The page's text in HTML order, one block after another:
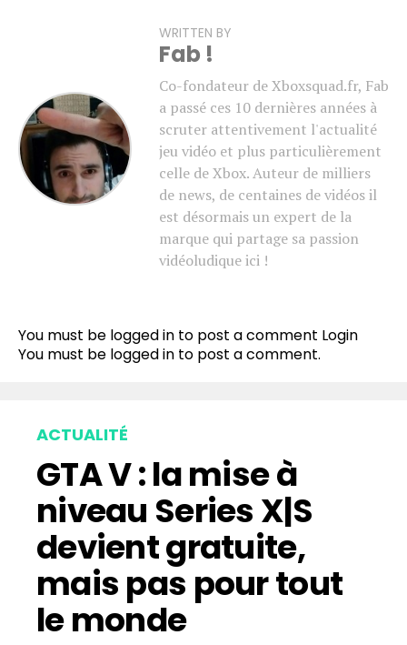
WRITTEN BY
Fab !
Co-fondateur de Xboxsquad.fr, Fab
a passé ces 10 dernières années à
scruter attentivement l'actualité
jeu vidéo et plus particulièrement
celle de Xbox. Auteur de milliers
de news, de centaines de vidéos il
est désormais un expert de la
marque qui partage sa passion
vidéoludique ici !
You must be logged in to post a comment Login
You must be logged in to post a comment.
ACTUALITÉ
GTA V : la mise à
niveau Series X|S
devient gratuite,
mais pas pour tout
le monde